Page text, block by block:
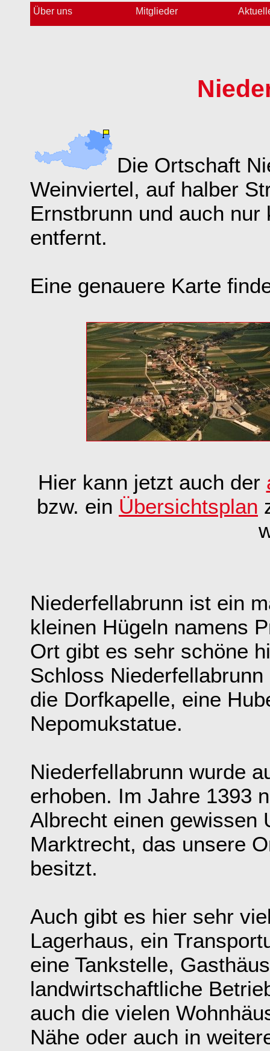
Über uns Mitglieder
Die Ortschaft
Weinviertel, auf halber
Ernstbrunn und auch
entfernt.
Eine genauere Karte
Hier kann jetzt auch der
bzw. ein Übersichtsplan
Niederfellabrunn ist ein
kleinen Hügeln namens
Ort gibt es sehr schöne
Schloss
die Dorfkapelle, eine
Nepomukstatue.
Niederfellabrunn wurde
erhoben. Im Jahre 1393
Albrecht einen gewissen
Marktrecht, das unsere
besitzt.
Auch gibt es hier sehr
Lagerhaus, ein
eine Tankstelle,
landwirtschaftliche
auch die vielen
Nähe oder auch in